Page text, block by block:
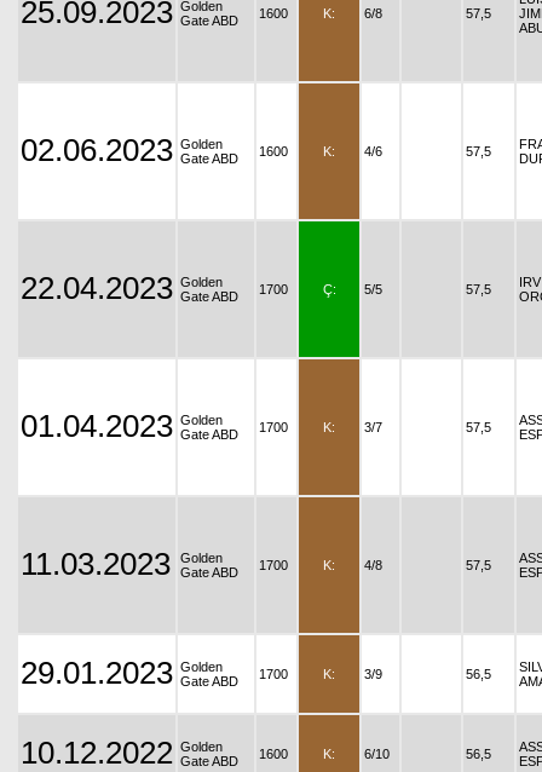
25.09.2023 Golden
Gate ABD
1600 K: 6/8 57,5
02.06.2023 Golden
Gate ABD
1600 K: 4/6 57,5
22.04.2023 Golden
Gate ABD
1700 Ç: 5/5 57,5
01.04.2023 Golden
Gate ABD
1700 K: 3/7 57,5
11.03.2023
Golden
Gate ABD
1700 K: 4/8 57,5
29.01.2023 Golden
Gate ABD
1700 K: 3/9 56,5
10.12.2022 Golden
Gate ABD
1600 K: 6/10 56,5